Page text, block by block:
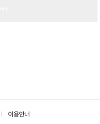
이용안내